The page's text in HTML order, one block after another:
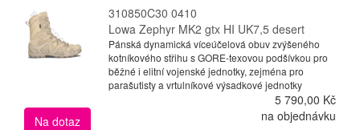
310850C30 0410
Lowa Zephyr MK2 gtx HI UK7,5 desert
Pánská dynamická víceúčelová obuv zvýšeného
kotníkového střihu s GORE-texovou podšívkou pro
běžné i elitní vojenské jednotky, zejména pro
parašutisty a vrtulníkové výsadkové jednotky
5 790,00 Kč
Na dotaz
na objednávku